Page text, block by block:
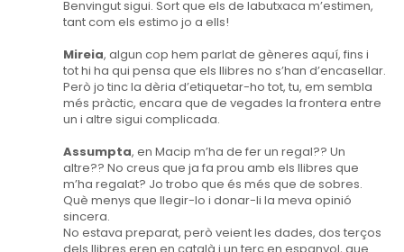
Benvingut sigui. Sort que els de labutxaca m’estimen,
tant com els estimo jo a ells!
Mireia, algun cop hem parlat de gèneres aquí, fins i
tot hi ha qui pensa que els llibres no s’han d’encasellar.
Però jo tinc la dèria d’etiquetar-ho tot, tu, em sembla
més pràctic, encara que de vegades la frontera entre
un i altre sigui complicada.
Assumpta, en Macip m’ha de fer un regal?? Un
altre?? No creus que ja fa prou amb els llibres que
m’ha regalat? Jo trobo que és més que de sobres.
Què menys que llegir-lo i donar-li la meva opinió
sincera.
No estava preparat, però veient les dades, dos terços